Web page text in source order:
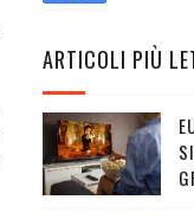
ARTICOLI PIÙ